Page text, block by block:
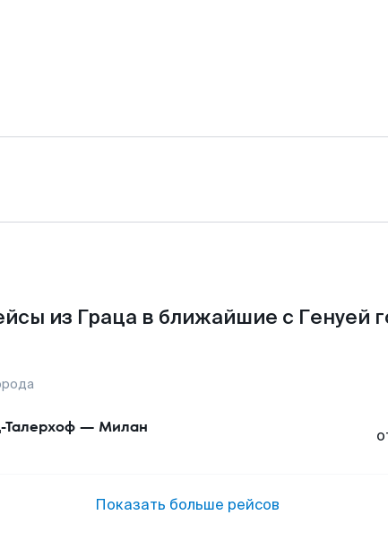
из Граца в ближайшие с Генуей
Талерхоф — Милан
Показать больше рейсов